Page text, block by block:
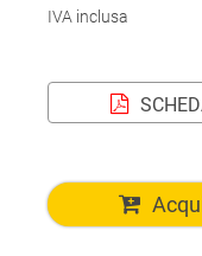
IVA inclusa